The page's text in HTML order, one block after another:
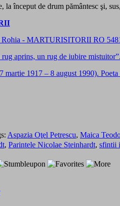
început de drum pământesc şi,
aprins, un rug de iubire
1917 – 8 august 1990).
Aspazia Oţel Petrescu, Maica
, Parintele Nicolae Steinhardt, sfintii